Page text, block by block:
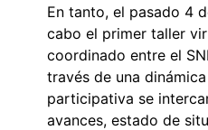
En tanto, el pasado 4
cabo el primer taller
coordinado entre el
través de una
participativa se
avances, estado de